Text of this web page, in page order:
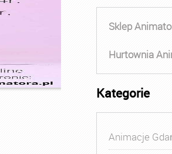
Sklep
Hurtownia
Kategorie
Animacje